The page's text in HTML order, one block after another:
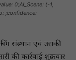
0;AI_Scene: (-1,
;confidence:
संस्थान एवं उसकी
की कार्रवाई शुक्रवार